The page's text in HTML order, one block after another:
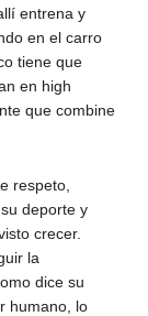
entrena y
en el carro
tiene que
en high
que combine
respeto,
deporte y
crecer.
la
dice su
humano, lo